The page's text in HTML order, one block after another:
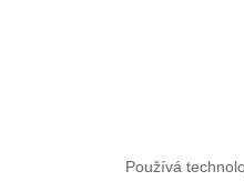
Používá